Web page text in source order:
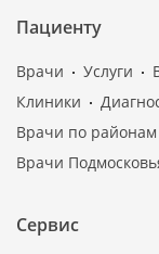
Пациенту
Врачи Услуги
Клиники
Врачи по районам
Врачи
Сервис